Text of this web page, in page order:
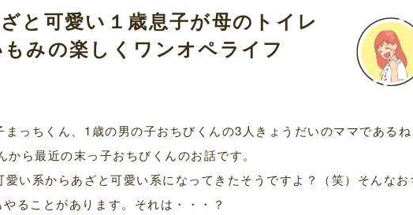
と可愛い１歳息子が母のトイレ
みの楽しくワンオペライフ
っちくん、1歳の男の子おちびくんの3人きょうだいのママであるね
から最近の末っ子おちびくんのお話です。
い系からあざと可愛い系になってきたそうですよ？（笑）そんなお
ることがあります。それは・・・？